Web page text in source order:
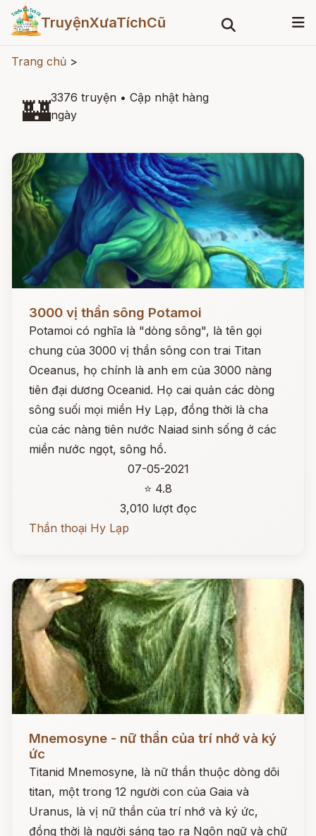
TruyệnXưaTíchCũ
Trang chủ >
🏰3376 truyện • Cập nhật hàng
ngày
3000 vị thần sông Potamoi
Potamoi có nghĩa là "dòng sông", là tên gọi
chung của 3000 vị thần sông con trai Titan
Oceanus, họ chính là anh em của 3000 nàng
tiên đại dương Oceanid. Họ cai quản các dòng
sông suối mọi miền Hy Lạp, đồng thời là cha
của các nàng tiên nước Naiad sinh sống ở các
miền nước ngọt, sông hồ.
07-05-2021
⭐ 4.8
3,010 lượt đọc
Thần thoại Hy Lạp
Mnemosyne - nữ thần của trí nhớ và ký
ức
Titanid Mnemosyne, là nữ thần thuộc dòng dõi
titan, một trong 12 người con của Gaia và
Uranus, là vị nữ thần của trí nhớ và ký ức,
đồng thời là người sáng tạo ra Ngôn ngữ và chữ